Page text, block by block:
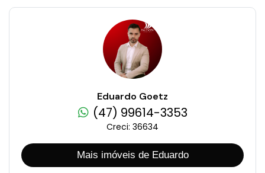
Eduardo Goetz
(47) 99614-3353
Creci: 36634
Mais imóveis de Eduardo